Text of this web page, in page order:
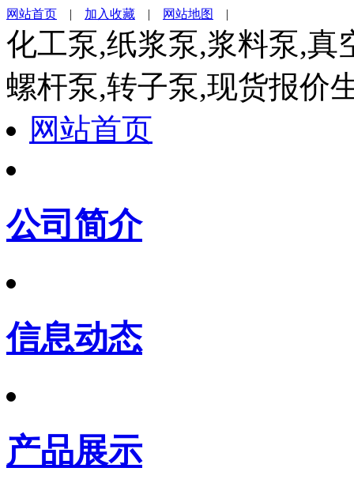
网站首页 | 加入收藏 | 网站地图 |
化工泵,纸浆泵,浆料泵,真
螺杆泵,转子泵,现货报价
网站首页
公司简介
信息动态
产品展示